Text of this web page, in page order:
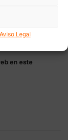
Legal
en este